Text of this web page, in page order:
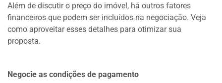
Além de discutir o preço do imóvel, há outros fatores
financeiros que podem ser incluídos na negociação. Veja
como aproveitar esses detalhes para otimizar sua
proposta.
Negocie as condições de pagamento